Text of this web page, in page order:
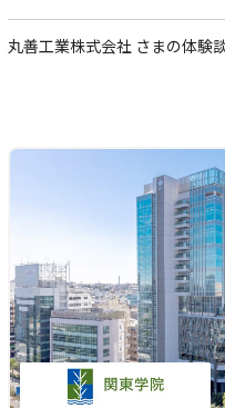
丸善工業株式会社 さまの体験